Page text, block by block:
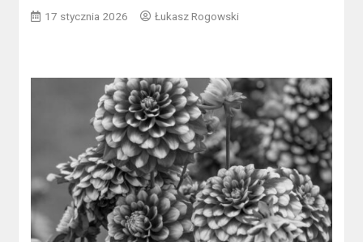
17 stycznia 2026 Łukasz Rogowski